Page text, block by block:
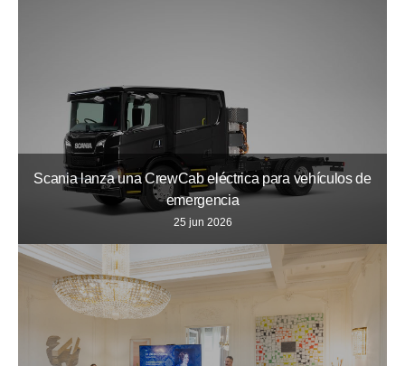
Scania lanza una CrewCab eléctrica para vehículos de
emergencia
25 jun 2026